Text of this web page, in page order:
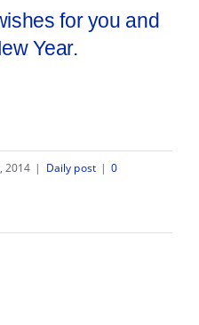
for you and
Year.
2014 | Daily post | 0